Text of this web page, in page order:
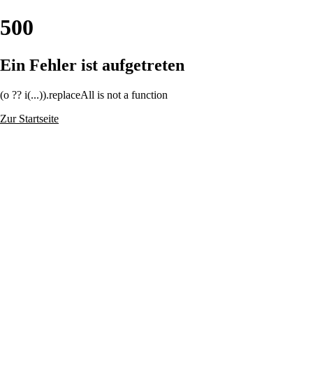
500
Ein Fehler ist aufgetreten
(o ?? i(...)).replaceAll is not a function
Zur Startseite